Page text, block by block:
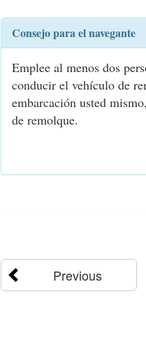
Consejo para el navegante
Emplee al menos dos
conducir el vehículo de
embarcación usted
de remolque.
Previous